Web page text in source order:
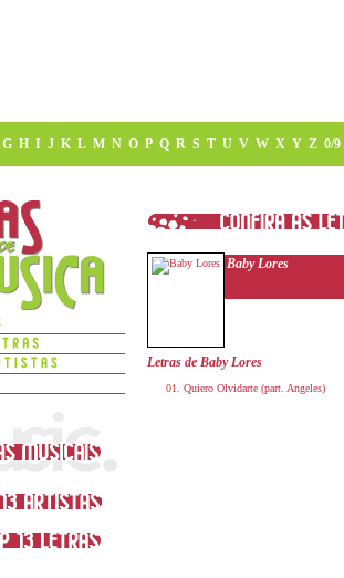
G H I J K L M N O P Q R S T U V W X Y Z 0/9
Baby Lores
Letras de Baby Lores
Quiero Olvidarte (part. Angeles)